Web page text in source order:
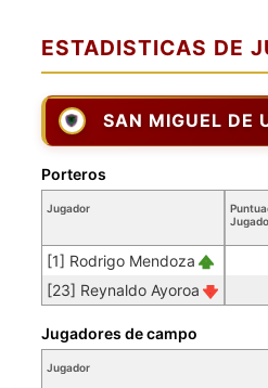
ESTADISTICAS DE
SAN MIGUEL DE
Jugador
[1] Rodrigo Mendoza
[23] Reynaldo Ayoroa
Porteros
Jugador
Jugadores de campo